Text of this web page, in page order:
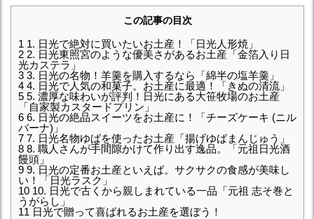
この記事の目次
1 1. 日光で絶対に買いたいお土産！「日光人形焼」
2 2. 日光東照宮のような優美さがあるお土産「金箔入り日
光カステラ」
3 3. 日光の名物！羊羹を購入するなら「綿半の塩羊羹」
4 4. 日光で人気の和菓子。お土産に最適！「きぬの清流」
5 5. 濃厚な味わいが評判！日光にある大笹牧場のお土産
「自家製カスタードプリン」
6 6. 日光の絶品スイーツをお土産に！「チーズケーキ (ニル
バーナ)」
7 7. 日光名物ゆばを使ったお土産「揚げゆばまんじゅう」
8 8. 職人さんが手間隙かけて作り出す逸品。「元祖日光酒
饅頭」
9 9. 日光の定番お土産といえば。サクサクの食感が美味し
い！「日光ラスク」
10 10. 日光で古くから親しまれている一品「元祖 志そ巻と
うがらし」
11 日光で贈って喜ばれるお土産を選ぼう！